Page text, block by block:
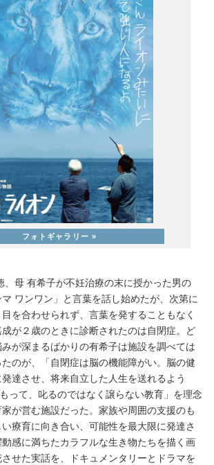
、母 有希子が不妊治療の末に授かった男の
ワンワン」と言葉を話し始めたが、次第に
を合わせられず、言葉を発することもなく
が２歳のときに診断されたのは自閉症。ど
が深まるばかりの有希子は施設を調べては
のが、「自閉症は脳の機能障がい。脳の健
達させ、将来自立した人生を送れるよう
って、叱るのではなく譲らない教育」を理念
が営む施設だった。家族や周囲の支援のも
療育に向き合い、可能性を最大限に発達さ
感に満ちたカラフルな生き物たちを描く画
せた実話を、ドキュメンタリーとドラマを